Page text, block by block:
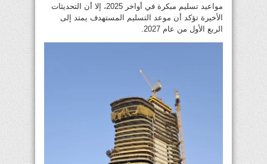
مواعيد تسليم مبكرة في أواخر 2025، إلا أن التحديثات
الأخيرة تؤكد أن موعد التسليم المستهدف يمتد إلى
الربع الأول من عام 2027.